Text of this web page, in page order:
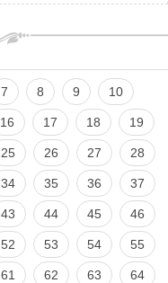
7 8 9 10
16 17 18 19
25 26 27 28
34 35 36 37
43 44 45 46
52 53 54 55
61 62 63 64